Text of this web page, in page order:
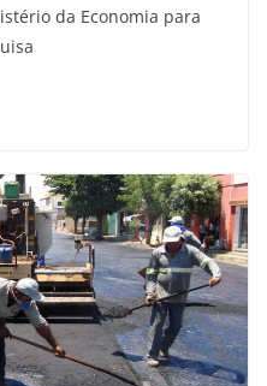
da Economia para